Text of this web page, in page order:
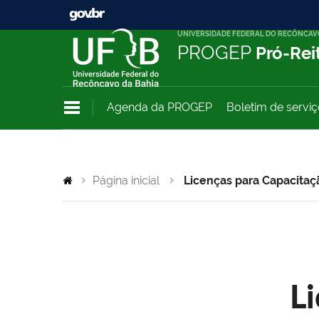
UNIVERSIDADE FEDERAL DO
PROGEP Pró-
Agenda da PROGEP Boletim de
Página inicial Licenças para